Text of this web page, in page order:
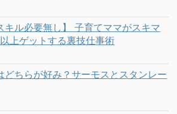
キル必要無し】 子育てママがスキマ
上ゲットする裏技仕事術
どちらが好み？サーモスとスタンレー